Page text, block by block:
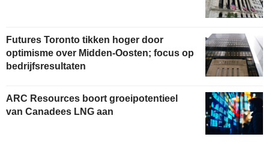
Futures Toronto tikken hoger door
optimisme over Midden-Oosten; focus op
bedrijfsresultaten
ARC Resources boort groeipotentieel
van Canadees LNG aan